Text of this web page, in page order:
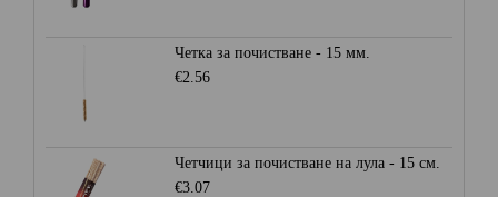
Четка за почистване - 15 мм.
€2.56
Четчици за почистване на лула - 15 см.
€3.07